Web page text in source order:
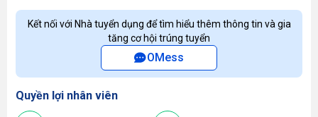
Kết nối với Nhà tuyển dụng để tìm hiểu thêm thông tin và gia
tăng cơ hội trúng tuyển
OMess
Quyền lợi nhân viên